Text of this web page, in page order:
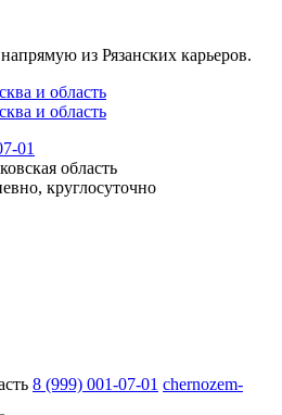
из Рязанских карьеров.
01
область
круглосуточно
8 (999) 001-07-01 chernozem-